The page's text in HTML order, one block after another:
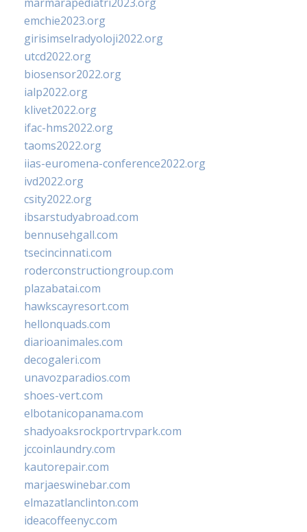
emchie2023.org
girisimselradyoloji2022.org
utcd2022.org
biosensor2022.org
ialp2022.org
klivet2022.org
ifac-hms2022.org
taoms2022.org
iias-euromena-conference2022.org
ivd2022.org
csity2022.org
ibsarstudyabroad.com
bennusehgall.com
tsecincinnati.com
roderconstructiongroup.com
plazabatai.com
hawkscayresort.com
hellonquads.com
diarioanimales.com
decogaleri.com
unavozparadios.com
shoes-vert.com
elbotanicopanama.com
shadyoaksrockportrvpark.com
jccoinlaundry.com
kautorepair.com
marjaeswinebar.com
elmazatlanclinton.com
ideacoffeenyc.com